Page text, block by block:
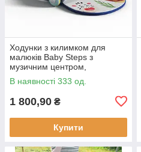
Ходунки з килимком для
малюків Baby Steps з
музичним центром,
бізабордом, піаніно та
Bluetooth підключенням +
В наявності 333 од.
1 800,90 ₴
Купити